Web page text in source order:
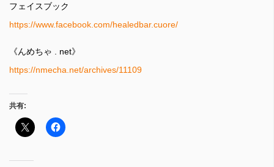
フェイスブック
https://www.facebook.com/healedbar.cuore/
《んめちゃ . net》
https://nmecha.net/archives/11109
共有: